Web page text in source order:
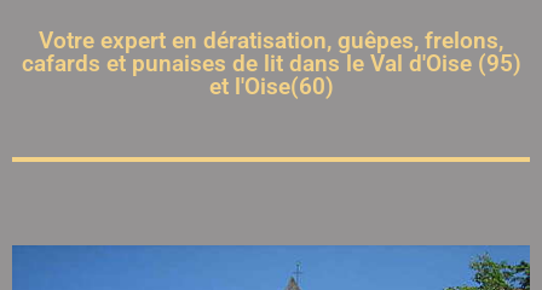
Votre expert en dératisation, guêpes, frelons,
cafards et punaises de lit dans le Val d'Oise (95)
et l'Oise(60)